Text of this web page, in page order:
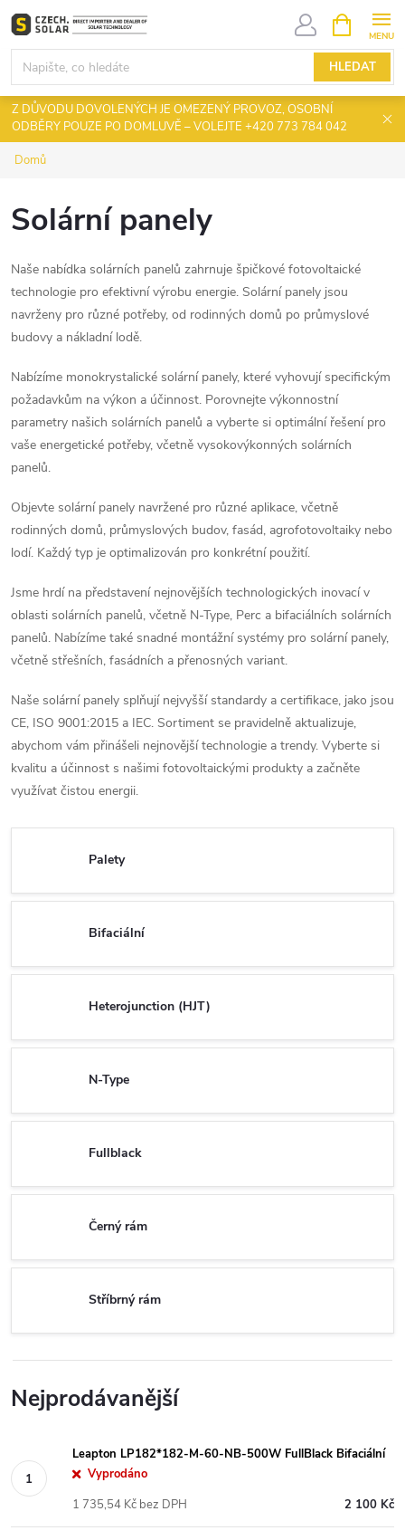
Přejít
na
obsah
HLEDAT
NÁKUPNÍ
KOŠÍK
Z DŮVODU DOVOLENÝCH JE OMEZENÝ PROVOZ, OSOBNÍ
ODBĚRY POUZE PO DOMLUVĚ – VOLEJTE +420 773 784 042
Domů
Solární panely
Naše nabídka solárních panelů zahrnuje špičkové fotovoltaické
technologie pro efektivní výrobu energie. Solární panely jsou
navrženy pro různé potřeby, od rodinných domů po průmyslové
budovy a nákladní lodě.
Nabízíme monokrystalické solární panely, které vyhovují specifickým
požadavkům na výkon a účinnost. Porovnejte výkonnostní
parametry našich solárních panelů a vyberte si optimální řešení pro
vaše energetické potřeby, včetně vysokovýkonných solárních
panelů.
Objevte solární panely navržené pro různé aplikace, včetně
rodinných domů, průmyslových budov, fasád, agrofotovoltaiky nebo
lodí. Každý typ je optimalizován pro konkrétní použití.
Jsme hrdí na představení nejnovějších technologických inovací v
oblasti solárních panelů, včetně N-Type, Perc a bifaciálních solárních
panelů. Nabízíme také snadné montážní systémy pro solární panely,
včetně střešních, fasádních a přenosných variant.
Naše solární panely splňují nejvyšší standardy a certifikace, jako jsou
CE, ISO 9001:2015 a IEC. Sortiment se pravidelně aktualizuje,
abychom vám přinášeli nejnovější technologie a trendy. Vyberte si
kvalitu a účinnost s našimi fotovoltaickými produkty a začněte
využívat čistou energii.
Palety
Bifaciální
Heterojunction (HJT)
N-Type
Fullblack
Černý rám
Stříbrný rám
Nejprodávanější
Leapton LP182*182-M-60-NB-500W FullBlack Bifaciální
Vyprodáno
2 100 Kč
1 735,54 Kč bez DPH